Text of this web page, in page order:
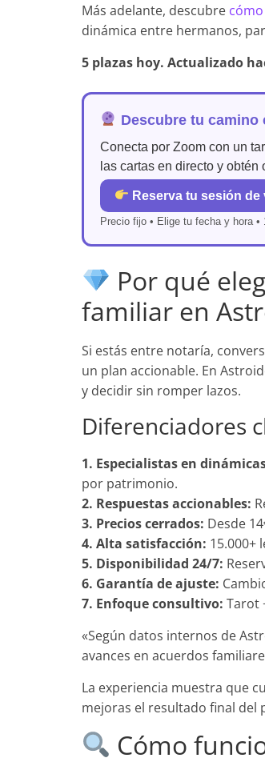
Más adelante, descubre
dinámica entre hermanos,
5 plazas hoy. Actualizado
Descubre tu
Conecta por Zoom con un
las cartas en directo y
Reserva tu sesión de
Precio fijo • Elige tu fecha y hora •
Por qué
familiar en
Si estás entre notaría,
un plan accionable. En
y decidir sin romper lazos.
Diferenciadores
1. Especialistas en
por patrimonio.
2. Respuestas accionables:
3. Precios cerrados: Desde
4. Alta satisfacción: 15.000+
5. Disponibilidad 24/7:
6. Garantía de ajuste:
7. Enfoque consultivo: Tarot
«Según datos internos de
avances en acuerdos
La experiencia muestra que
mejoras el resultado final del
Cómo